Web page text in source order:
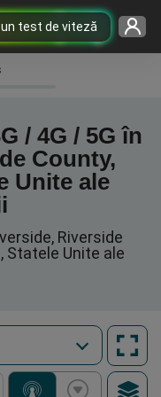
test de viteză
/ 4G / 5G în
County,
Unite ale
Riverside
Statele Unite ale